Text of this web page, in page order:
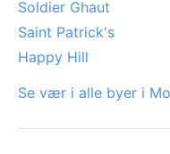
Soldier Ghaut
Saint Patrick's
Happy Hill
Se vær i alle byer i